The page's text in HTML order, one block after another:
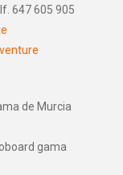
647 605 905
de Murcia
gama